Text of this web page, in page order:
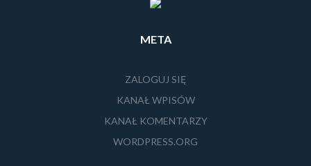
META
ZALOGUJ SIĘ
KANAŁ WPISÓW
KANAŁ KOMENTARZY
WORDPRESS.ORG